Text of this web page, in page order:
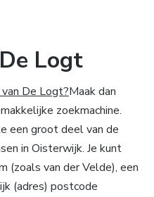
Logt
De Logt?Maak dan
zoekmachine.
een groot deel van de
in Oisterwijk. Je kunt
(zoals van der Velde), een
(adres) postcode